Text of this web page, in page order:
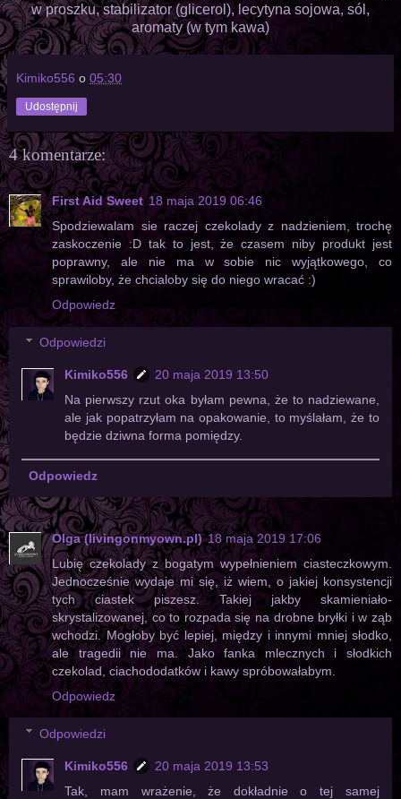
w proszku, stabilizator (glicerol), lecytyna sojowa, sól,
aromaty (w tym kawa)
Kimiko556 o 05:30
Udostępnij
4 komentarze:
First Aid Sweet 18 maja 2019 06:46
Spodziewalam sie raczej czekolady z nadzieniem, trochę
zaskoczenie :D tak to jest, że czasem niby produkt jest
poprawny, ale nie ma w sobie nic wyjątkowego, co
sprawiloby, że chcialoby się do niego wracać :)
Odpowiedz
Odpowiedzi
Kimiko556
20 maja 2019 13:50
Na pierwszy rzut oka byłam pewna, że to nadziewane,
ale jak popatrzyłam na opakowanie, to myślałam, że to
będzie dziwna forma pomiędzy.
Odpowiedz
Olga (livingonmyown.pl) 18 maja 2019 17:06
Lubię czekolady z bogatym wypełnieniem ciasteczkowym.
Jednocześnie wydaje mi się, iż wiem, o jakiej konsystencji
tych ciastek piszesz. Takiej jakby skamieniało-
skrystalizowanej, co to rozpada się na drobne bryłki i w ząb
wchodzi. Mogłoby być lepiej, między i innymi mniej słodko,
ale tragedii nie ma. Jako fanka mlecznych i słodkich
czekolad, ciachododatków i kawy spróbowałabym.
Odpowiedz
Odpowiedzi
Kimiko556
20 maja 2019 13:53
Tak, mam wrażenie, że dokładnie o tej samej